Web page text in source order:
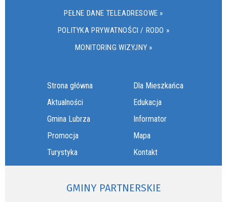
PEŁNE DANE TELEADRESOWE »
POLITYKA PRYWATNOŚCI / RODO »
MONITORING WIZYJNY »
Strona główna
Aktualności
Gmina Lubrza
Promocja
Turystyka
Dla Mieszkańca
Edukacja
Informator
Mapa
Kontakt
GMINY PARTNERSKIE